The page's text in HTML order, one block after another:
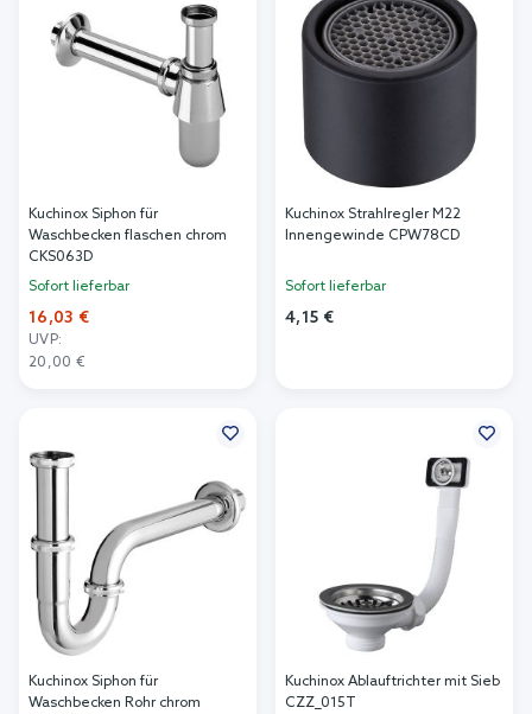
Kuchinox Siphon für
Waschbecken flaschen chrom
CKS063D
Sofort lieferbar
16,03 €
UVP:
20,00 €
Kuchinox Strahlregler M22
Innengewinde CPW78CD
Sofort lieferbar
4,15 €
Kuchinox Siphon für
Waschbecken Rohr chrom
Kuchinox Ablauftrichter mit Sieb
CZZ_015T